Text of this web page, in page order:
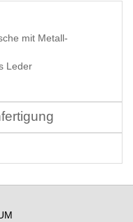
mit Metall-
Leder